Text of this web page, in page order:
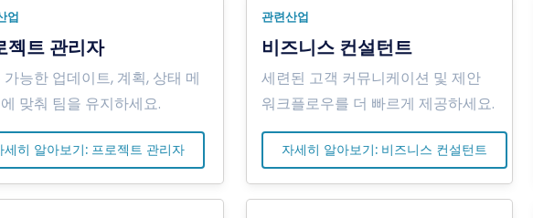
업
젝트 관리자
가능한 업데이트, 계획, 상태 메
맞춰 팀을 유지하세요.
세히 알아보기: 프로젝트 관리자
관련산업
비즈니스 컨설턴트
세련된 고객 커뮤니케이션 및 제안
워크플로우를 더 빠르게 제공하세요.
자세히 알아보기: 비즈니스 컨설턴트